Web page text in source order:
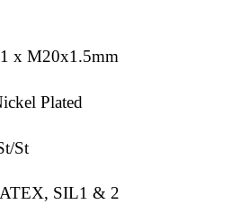
x M20x1.5mm
Plated
St
SIL1 & 2